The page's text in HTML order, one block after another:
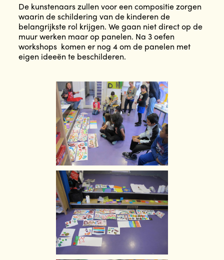
De kunstenaars zullen voor een compositie zorgen
waarin de schildering van de kinderen de
belangrijkste rol krijgen. We gaan niet direct op de
muur werken maar op panelen. Na 3 oefen
workshops komen er nog 4 om de panelen met
eigen ideeën te beschilderen.